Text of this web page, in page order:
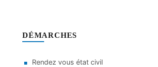
DÉMARCHES
Rendez vous état civil